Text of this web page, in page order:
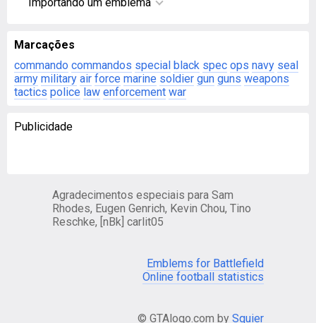
Marcações
commando commandos special black spec ops navy seal
army military air force marine soldier gun guns weapons
tactics police law enforcement war
Publicidade
Agradecimentos especiais para Sam
Rhodes, Eugen Genrich, Kevin Chou, Tino
Reschke, [nBk] carlit05
Emblems for Battlefield
Online football statistics
© GTAlogo.com by Squier